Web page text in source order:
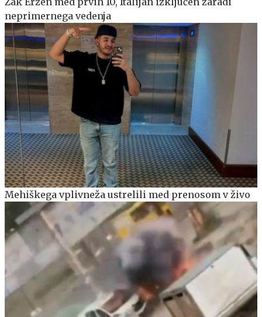
neprimernega vedenja
Mehiškega vplivneža ustrelili med prenosom v živo